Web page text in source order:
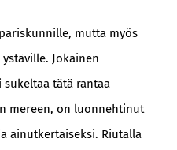
mutta myös
Jokainen
tätä rantaa
mereen, on luonnehtinut
ainutkertaiseksi. Riutalla